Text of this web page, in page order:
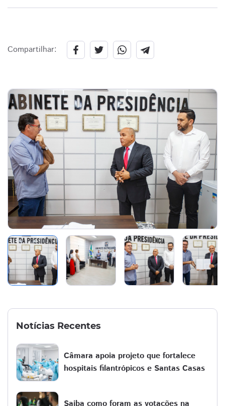
Compartilhar:
Notícias Recentes
Câmara apoia projeto que fortalece
hospitais filantrópicos e Santas Casas